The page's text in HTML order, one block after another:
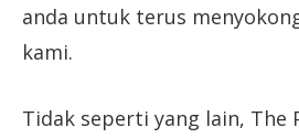
anda untuk terus
kami.
Tidak seperti yang lain, The